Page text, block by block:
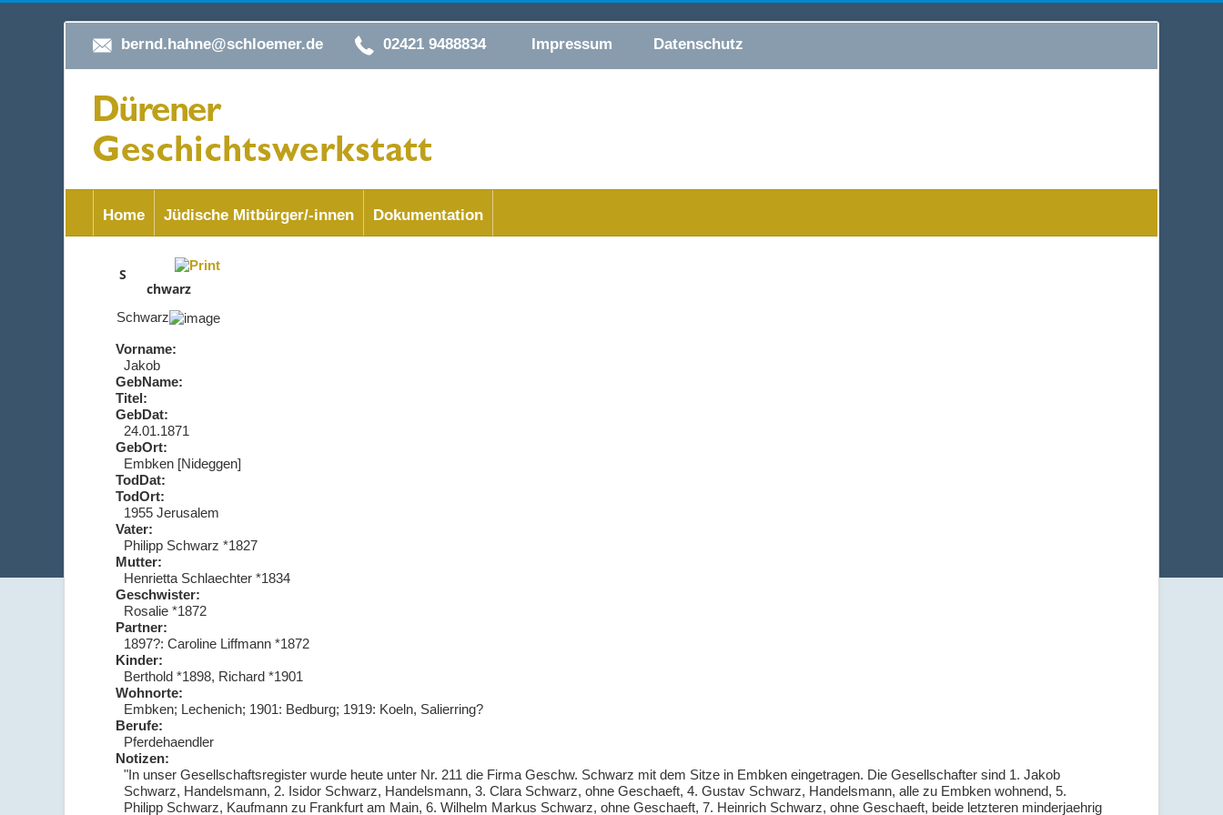
bernd.hahne@schloemer.de 02421 9488834 Impressum Datenschutz
Home Jüdische Mitbürger/-innen Dokumentation
S
chwarz
Schwarz
Vorname:
Jakob
GebName:
Titel:
GebDat:
24.01.1871
GebOrt:
Embken [Nideggen]
TodDat:
TodOrt:
1955 Jerusalem
Vater:
Philipp Schwarz *1827
Mutter:
Henrietta Schlaechter *1834
Geschwister:
Rosalie *1872
Partner:
1897?: Caroline Liffmann *1872
Kinder:
Berthold *1898, Richard *1901
Wohnorte:
Embken; Lechenich; 1901: Bedburg; 1919: Koeln, Salierring?
Berufe:
Pferdehaendler
Notizen:
"In unser Gesellschaftsregister wurde heute unter Nr. 211 die Firma Geschw. Schwarz mit dem Sitze in Embken eingetragen. Die Gesellschafter sind 1. Jakob
Schwarz, Handelsmann, 2. Isidor Schwarz, Handelsmann, 3. Clara Schwarz, ohne Geschaeft, 4. Gustav Schwarz, Handelsmann, alle zu Embken wohnend, 5.
Philipp Schwarz, Kaufmann zu Frankfurt am Main, 6. Wilhelm Markus Schwarz, ohne Geschaeft, 7. Heinrich Schwarz, ohne Geschaeft, beide letzteren minderjaehrig